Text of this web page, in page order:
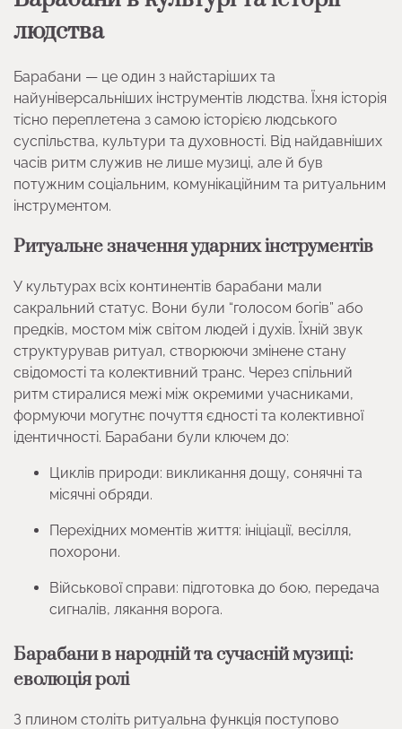
людства
Барабани — це один з найстаріших та
найуніверсальніших інструментів людства. Їхня історія
тісно переплетена з самою історією людського
суспільства, культури та духовності. Від найдавніших
часів ритм служив не лише музиці, але й був
потужним соціальним, комунікаційним та ритуальним
інструментом.
Ритуальне значення ударних інструментів
У культурах всіх континентів барабани мали
сакральний статус. Вони були “голосом богів” або
предків, мостом між світом людей і духів. Їхній звук
структурував ритуал, створюючи змінене стану
свідомості та колективний транс. Через спільний
ритм стиралися межі між окремими учасниками,
формуючи могутнє почуття єдності та колективної
ідентичності. Барабани були ключем до:
Циклів природи: викликання дощу, сонячні та
місячні обряди.
Перехідних моментів життя: ініціації, весілля,
похорони.
Військової справи: підготовка до бою, передача
сигналів, лякання ворога.
Барабани в народній та сучасній музиці:
еволюція ролі
З плином століть ритуальна функція поступово